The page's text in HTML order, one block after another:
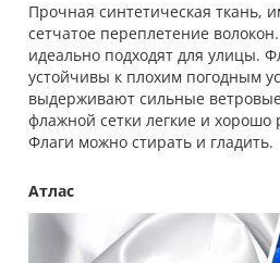
Прочная синтетическая ткань,
сетчатое переплетение
идеально подходят для улицы.
устойчивы к плохим погодным
выдерживают сильные
флажной сетки легкие и хорошо
Флаги можно стирать и гладить.
Атлас